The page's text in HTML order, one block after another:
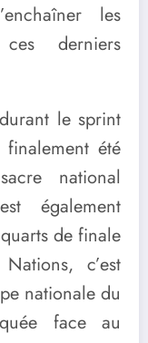
les
ces derniers
le sprint
été
national
également
de finale
c’est
nationale du
face au